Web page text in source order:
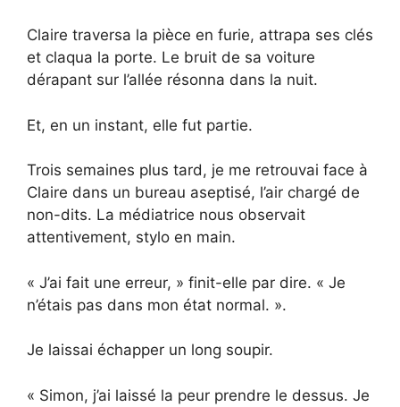
Claire traversa la pièce en furie, attrapa ses clés
et claqua la porte. Le bruit de sa voiture
dérapant sur l’allée résonna dans la nuit.
Et, en un instant, elle fut partie.
Trois semaines plus tard, je me retrouvai face à
Claire dans un bureau aseptisé, l’air chargé de
non-dits. La médiatrice nous observait
attentivement, stylo en main.
« J’ai fait une erreur, » finit-elle par dire. « Je
n’étais pas dans mon état normal. ».
Je laissai échapper un long soupir.
« Simon, j’ai laissé la peur prendre le dessus. Je